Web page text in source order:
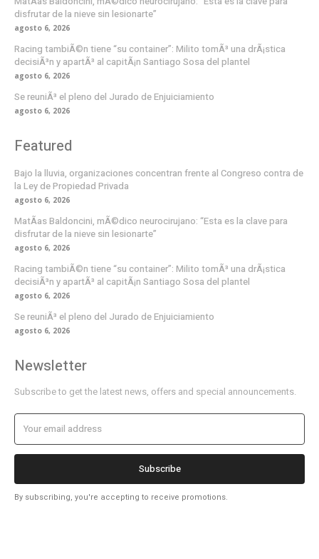
disfrutar de la nieve sin lesionarte”
agosto 6, 2026
Racing tambiÃ©n tiene “su container”: Milito tomÃ³ una drÃ¡stica
decisiÃ³n y apartÃ³ al capitÃ¡n Santiago Sosa del plantel
agosto 6, 2026
Se reuniÃ³ el pleno del Jurado de Enjuiciamiento
agosto 6, 2026
Featured
Bajo la lluvia, organizaciones concentran frente al Congreso contra de
la Ley de Propiedad Privada
agosto 6, 2026
MatÃ­as Baldoncini, mÃ©dico neurocirujano: “Esta es la clave para
disfrutar de la nieve sin lesionarte”
agosto 6, 2026
Racing tambiÃ©n tiene “su container”: Milito tomÃ³ una drÃ¡stica
decisiÃ³n y apartÃ³ al capitÃ¡n Santiago Sosa del plantel
agosto 6, 2026
Se reuniÃ³ el pleno del Jurado de Enjuiciamiento
agosto 6, 2026
Newsletter
Subscribe to get the latest news, offers and special announcements.
Subscribe
By subscribing, you're accepting to receive promotions.